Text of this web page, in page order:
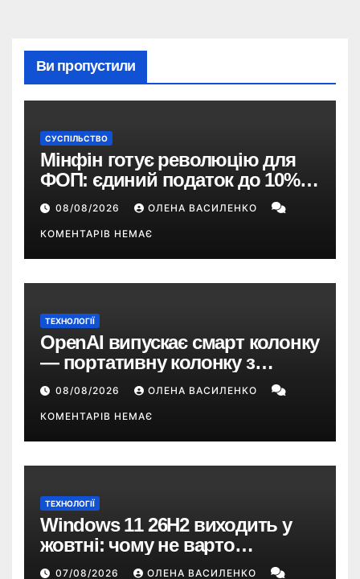
Ви пропустили
СУСПІЛЬСТВО
Мінфін готує революцію для
ФОП: єдиний податок до 10%,
ПДВ з 2028 року та перегляд 2-ї
групи
08/08/2026 ОЛЕНА ВАСИЛЕНКО
КОМЕНТАРІВ НЕМАЄ
ТЕХНОЛОГІЇ
OpenAI випускає смарт колонку
— портативну колонку з
ChatGPT, камерою та цінником
понад $300
08/08/2026 ОЛЕНА ВАСИЛЕНКО
КОМЕНТАРІВ НЕМАЄ
ТЕХНОЛОГІЇ
Windows 11 26H2 виходить у
жовтні: чому не варто
пропускати це оновлення
07/08/2026 ОЛЕНА ВАСИЛЕНКО